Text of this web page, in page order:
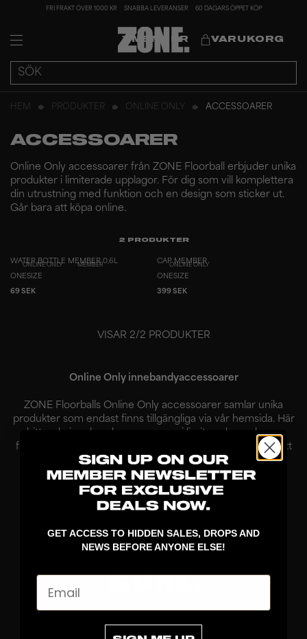
FRI FRAKT ÖVER 1000 KR SNABBA LEVERANSER 60 DAGARS ÖPPET KÖP
MEMBER VARUKORG
HEM PRODUKTER ONLINE ONLY ACCESSOARER
ACCESSOARER
Online Only accessoarer från ZONE Floorball erbjuder unika
produkter i limiterade upplagor. För dig som vill komplettera
din utrustning med funktion och en design som sticker ut.
Går bara att köpa online.
2 PRODUKTER
ONLINE ONLY MEMBER
WATER BOTTLE MEMBER 0,6L
ONESIZE
69 SEK
ONLINE ONLY
CAP MEMBER
ONESIZE
399 SEK
VISAR 2/ 2 PRODUKTER
Online Only innebandyaccessoarer
ZONE Floorballs Online Only accessoarer samlar unika
produkter som endast finns tillgängliga via vår hemsida. Här
hittar du innebandyaccessoarer i limiterade upplagor,
framtagna för spelare som vill kombinera funktion med ett
personligt ...
Läs mer
GET ACCESS TO HIDDEN SALES, DROPS AND
NEWS BEFORE ANYONE ELSE!
Email